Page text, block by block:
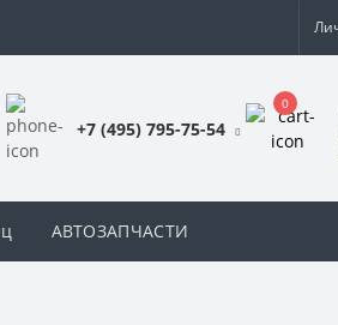
+7 (495) 795-75-54
0
АВТОЗАПЧАСТИ